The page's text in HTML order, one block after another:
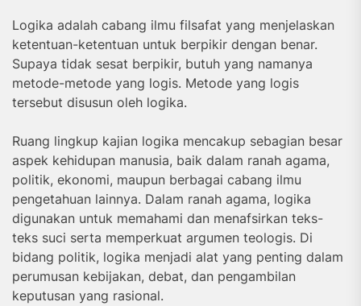
Logika adalah cabang ilmu filsafat yang menjelaskan
ketentuan-ketentuan untuk berpikir dengan benar.
Supaya tidak sesat berpikir, butuh yang namanya
metode-metode yang logis. Metode yang logis
tersebut disusun oleh logika.
Ruang lingkup kajian logika mencakup sebagian besar
aspek kehidupan manusia, baik dalam ranah agama,
politik, ekonomi, maupun berbagai cabang ilmu
pengetahuan lainnya. Dalam ranah agama, logika
digunakan untuk memahami dan menafsirkan teks-
teks suci serta memperkuat argumen teologis. Di
bidang politik, logika menjadi alat yang penting dalam
perumusan kebijakan, debat, dan pengambilan
keputusan yang rasional.